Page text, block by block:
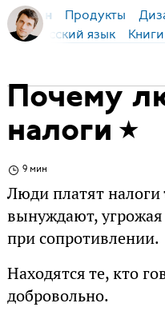
Бирман Продукты
Русский язык Книги
Почему
налоги
9 мин
Люди платят налоги
вынуждают,
при сопротивлении.
Находятся те, кто
добровольно.